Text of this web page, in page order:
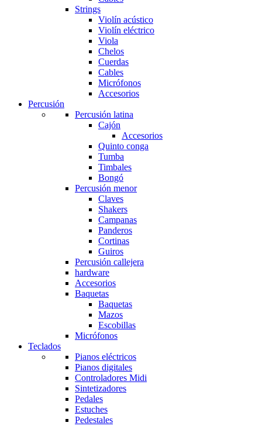
Strings
Violín acústico
Violín eléctrico
Viola
Chelos
Cuerdas
Cables
Micrófonos
Accesorios
Percusión
Percusión latina
Cajón
Accesorios
Quinto conga
Tumba
Timbales
Bongó
Percusión menor
Claves
Shakers
Campanas
Panderos
Cortinas
Guiros
Percusión callejera
hardware
Accesorios
Baquetas
Baquetas
Mazos
Escobillas
Micrófonos
Teclados
Pianos eléctricos
Pianos digitales
Controladores Midi
Sintetizadores
Pedales
Estuches
Pedestales